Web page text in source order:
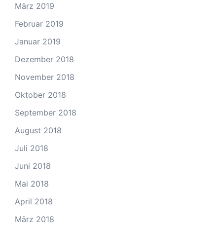
März 2019
Februar 2019
Januar 2019
Dezember 2018
November 2018
Oktober 2018
September 2018
August 2018
Juli 2018
Juni 2018
Mai 2018
April 2018
März 2018